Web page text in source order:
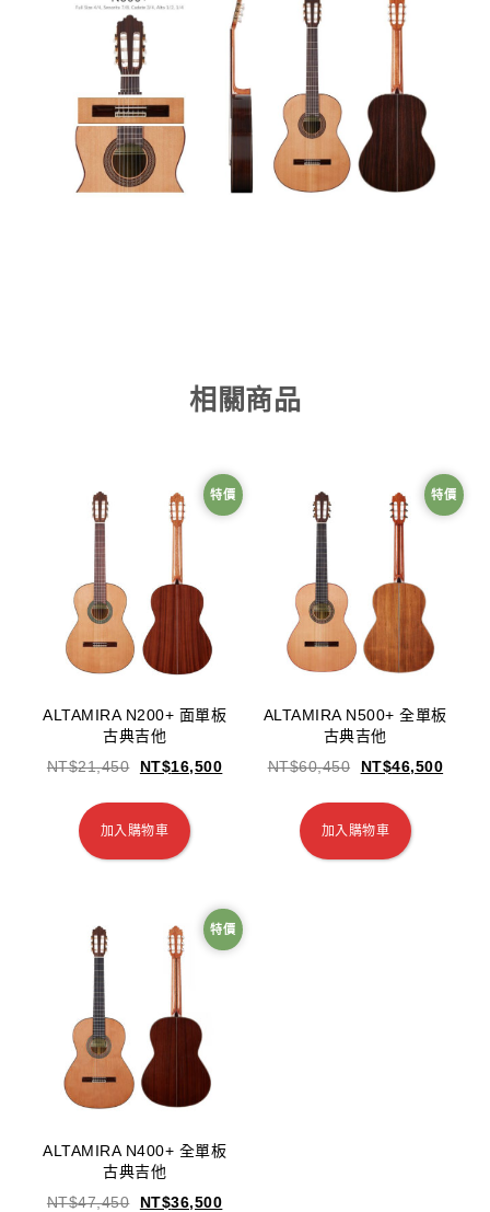
相關商品
特價
ALTAMIRA N200+ 面單板
古典吉他
NT$21,450 NT$16,500
加入購物車
特價
ALTAMIRA N500+ 全單板
古典吉他
NT$60,450 NT$46,500
加入購物車
特價
ALTAMIRA N400+ 全單板
古典吉他
NT$47,450 NT$36,500